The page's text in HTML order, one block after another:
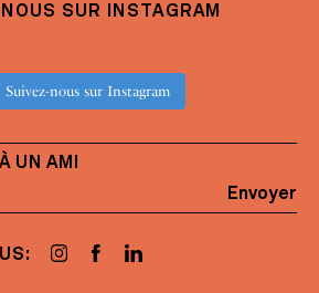
SUR INSTAGRAM
Suivez-nous sur Instagram
UN AMI
Envoyer